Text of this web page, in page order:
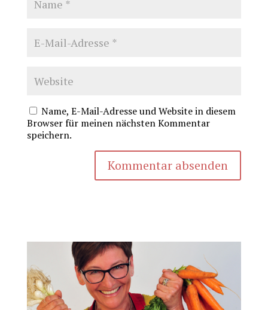
Name, E-Mail-Adresse und Website in diesem
Browser für meinen nächsten Kommentar
speichern.